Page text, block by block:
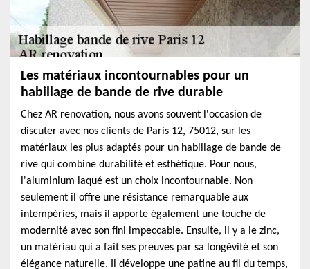
Les matériaux incontournables pour un
habillage de bande de rive durable
Chez AR renovation, nous avons souvent l'occasion de
discuter avec nos clients de Paris 12, 75012, sur les
matériaux les plus adaptés pour un habillage de bande de
rive qui combine durabilité et esthétique. Pour nous,
l'aluminium laqué est un choix incontournable. Non
seulement il offre une résistance remarquable aux
intempéries, mais il apporte également une touche de
modernité avec son fini impeccable. Ensuite, il y a le zinc,
un matériau qui a fait ses preuves par sa longévité et son
élégance naturelle. Il développe une patine au fil du temps,